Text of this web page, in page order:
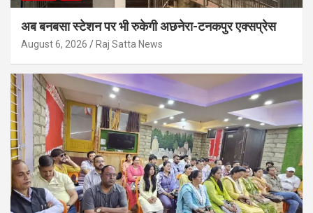
अब बनबसा स्टेशन पर भी रुकेगी अछनेरा-टनकपुर एक्सप्रेस
August 6, 2026 Raj Satta News